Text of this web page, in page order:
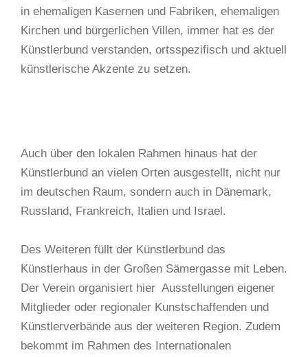
in ehemaligen Kasernen und Fabriken, ehemaligen
Kirchen und bürgerlichen Villen, immer hat es der
Künstlerbund verstanden, ortsspezifisch und aktuell
künstlerische Akzente zu setzen.
Auch über den lokalen Rahmen hinaus hat der
Künstlerbund an vielen Orten ausgestellt, nicht nur
im deutschen Raum, sondern auch in Dänemark,
Russland, Frankreich, Italien und Israel.
Des Weiteren füllt der Künstlerbund das
Künstlerhaus in der Großen Sämergasse mit Leben.
Der Verein organisiert hier Ausstellungen eigener
Mitglieder oder regionaler Kunstschaffenden und
Künstlerverbände aus der weiteren Region. Zudem
bekommt im Rahmen des Internationalen